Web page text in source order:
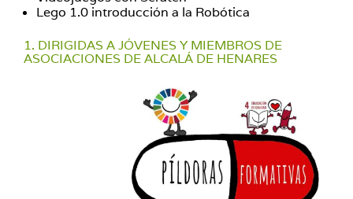
Lego 1.0 introducción a la Robótica
1. DIRIGIDAS A JÓVENES Y MIEMBROS DE
ASOCIACIONES DE ALCALÁ DE HENARES